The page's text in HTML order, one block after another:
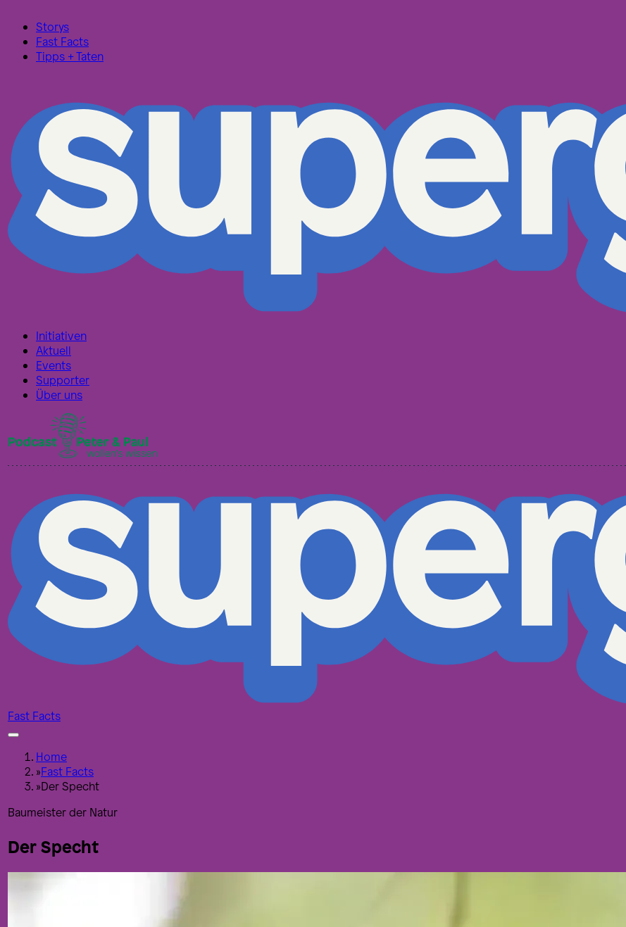
Storys
Fast Facts
Tipps + Taten
Initiativen
Aktuell
Events
Supporter
Über uns
Fast Facts
Home
»Fast Facts
»Der Specht
Baumeister der Natur
Der Specht